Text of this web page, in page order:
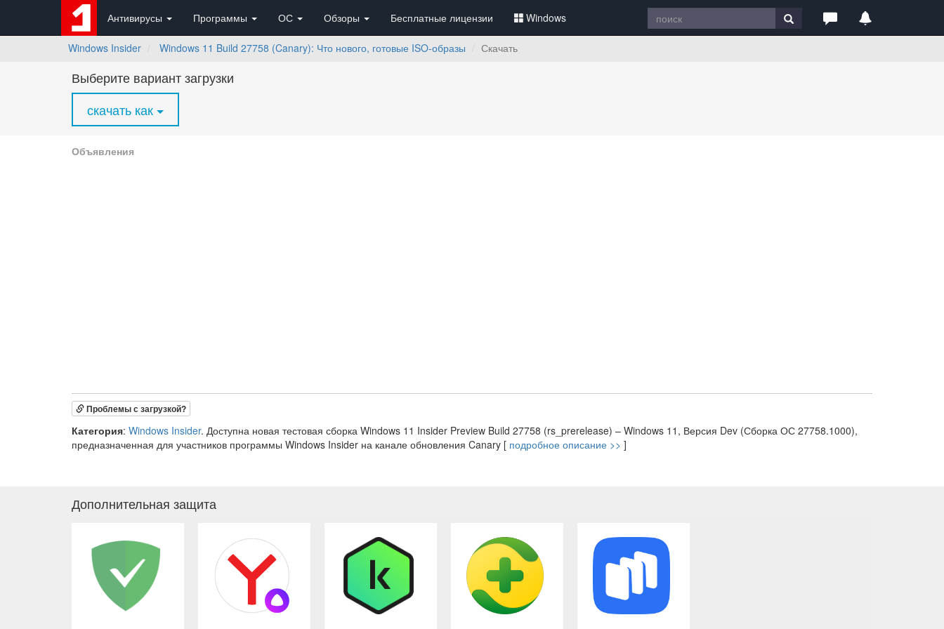
Антивирусы Программы ОС Обзоры Бесплатные лицензии Windows
Windows Insider Windows 11 Build 27758 (Canary): Что нового, готовые ISO-образы Скачать
Выберите вариант загрузки
скачать как
Объявления
Проблемы с загрузкой?
Категория: Windows Insider. Доступна новая тестовая сборка Windows 11 Insider Preview Build 27758 (rs_prerelease) – Windows 11, Версия Dev (Сборка ОС 27758.1000),
предназначенная для участников программы Windows Insider на канале обновления Canary [ подробное описание >> ]
Дополнительная защита